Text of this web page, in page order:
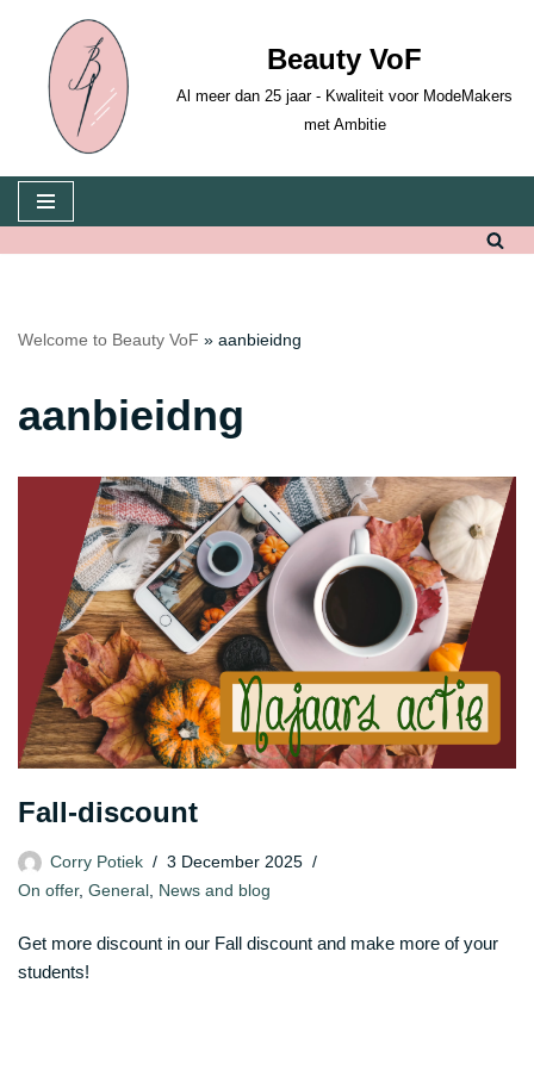
Skip
content
Beauty VoF
Al meer dan 25 jaar - Kwaliteit voor ModeMakers
met Ambitie
Welcome to Beauty VoF » aanbieidng
aanbieidng
Fall-discount
Corry Potiek
3 December 2025
On offer, General , News and blog
Get more discount in our Fall discount and make more of your
students!